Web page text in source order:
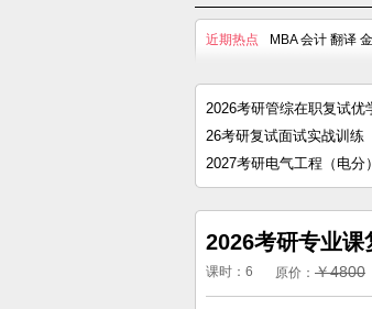
近期热点 MBA 会计 翻译
2026考研管综在职复试优
26考研复试面试实战训练
2027考研电气工程（电分
2026考研专业课
课时：6 原价： ￥4800